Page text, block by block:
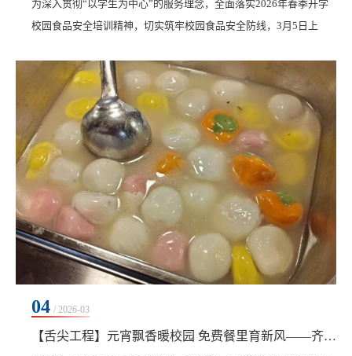
​为深入贯彻“以学生为中心”的服务理念，全面落实2026年春季开学
校园食品安全培训精神，切实筑牢校园食品安全防线，3月5日上
安全专项检查。本次检查覆盖校内两个餐厅及所有独立经营门市，
严格按照食品安全风险管控清单，对食品加工区、用餐区、库房等
重点区域开展拉网式排查。检查坚持“源头严防、过程严管、风险严
控”原则，全面排查风险隐患，推动食品安全监管...
04 / 2026-03
【舌尖工程】元宵飘香暖校园 免费餐里育新风——齐齐哈尔工程学院以特色餐饮文化打造育人新场景